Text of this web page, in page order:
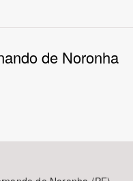
de Noronha